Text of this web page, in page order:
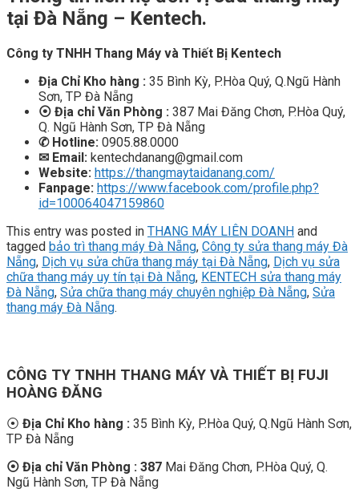
tại Đà Nẵng – Kentech.
Công ty TNHH Thang Máy và Thiết Bị Kentech
Địa Chỉ Kho hàng : 35 Bình Kỳ, P.Hòa Quý, Q.Ngũ Hành
Sơn, TP Đà Nẵng
⦿ Địa chỉ Văn Phòng : 387 Mai Đăng Chơn, P.Hòa Quý,
Q. Ngũ Hành Sơn, TP Đà Nẵng
✆Hotline: 0905.88.0000
✉ Email: kentechdanang@gmail.com
Website: https://thangmaytaidanang.com/
Fanpage: https://www.facebook.com/profile.php?
id=100064047159860
This entry was posted in THANG MÁY LIÊN DOANH and
tagged bảo trì thang máy Đà Nẵng, Công ty sửa thang máy Đà
Nẵng, Dịch vụ sửa chữa thang máy tại Đà Nẵng, Dịch vụ sửa
chữa thang máy uy tín tại Đà Nẵng, KENTECH sửa thang máy
Đà Nẵng, Sửa chữa thang máy chuyên nghiệp Đà Nẵng, Sửa
thang máy Đà Nẵng.
CÔNG TY TNHH THANG MÁY VÀ THIẾT BỊ FUJI
HOÀNG ĐĂNG
⦿ Địa Chỉ Kho hàng : 35 Bình Kỳ, P.Hòa Quý, Q.Ngũ Hành Sơn,
TP Đà Nẵng
⦿ Địa chỉ Văn Phòng : 387 Mai Đăng Chơn, P.Hòa Quý, Q.
Ngũ Hành Sơn, TP Đà Nẵng